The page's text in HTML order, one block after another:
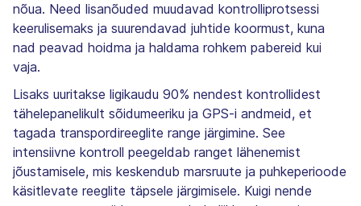
nõua. Need lisanõuded muudavad kontrolliprotsessi
keerulisemaks ja suurendavad juhtide koormust, kuna
nad peavad hoidma ja haldama rohkem pabereid kui
vaja.
Lisaks uuritakse ligikaudu 90% nendest kontrollidest
tähelepanelikult sõidumeeriku ja GPS-i andmeid, et
tagada transpordireeglite range järgimine. See
intensiivne kontroll peegeldab ranget lähenemist
jõustamisele, mis keskendub marsruute ja puhkeperioode
käsitlevate reeglite täpsele järgimisele. Kuigi nende